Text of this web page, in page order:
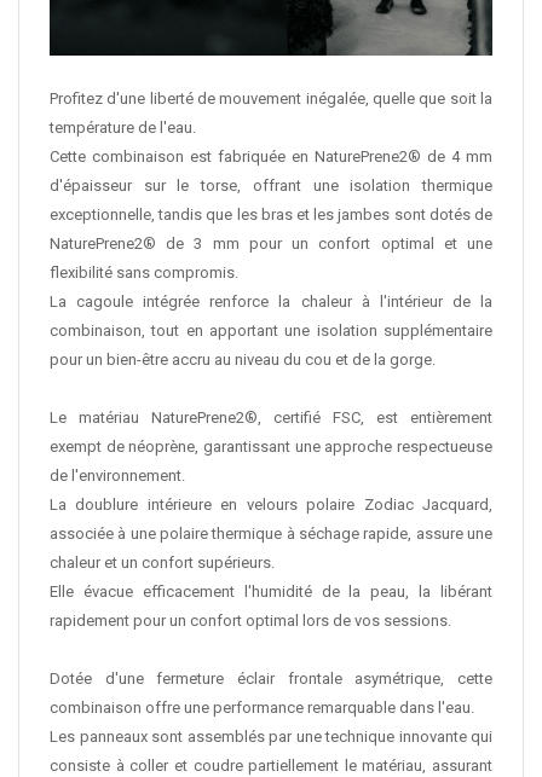
Profitez d'une liberté de mouvement inégalée, quelle que soit la
température de l'eau.
Cette combinaison est fabriquée en NaturePrene2® de 4 mm
d'épaisseur sur le torse, offrant une isolation thermique
exceptionnelle, tandis que les bras et les jambes sont dotés de
NaturePrene2® de 3 mm pour un confort optimal et une
flexibilité sans compromis.
La cagoule intégrée renforce la chaleur à l'intérieur de la
combinaison, tout en apportant une isolation supplémentaire
pour un bien-être accru au niveau du cou et de la gorge.
Le matériau NaturePrene2®, certifié FSC, est entièrement
exempt de néoprène, garantissant une approche respectueuse
de l'environnement.
La doublure intérieure en velours polaire Zodiac Jacquard,
associée à une polaire thermique à séchage rapide, assure une
chaleur et un confort supérieurs.
Elle évacue efficacement l'humidité de la peau, la libérant
rapidement pour un confort optimal lors de vos sessions.
Dotée d'une fermeture éclair frontale asymétrique, cette
combinaison offre une performance remarquable dans l'eau.
Les panneaux sont assemblés par une technique innovante qui
consiste à coller et coudre partiellement le matériau, assurant